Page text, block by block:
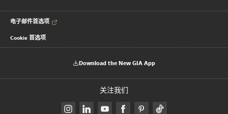
电子邮件首选项
Cookie 首选项
Download the New GIA App
关注我们